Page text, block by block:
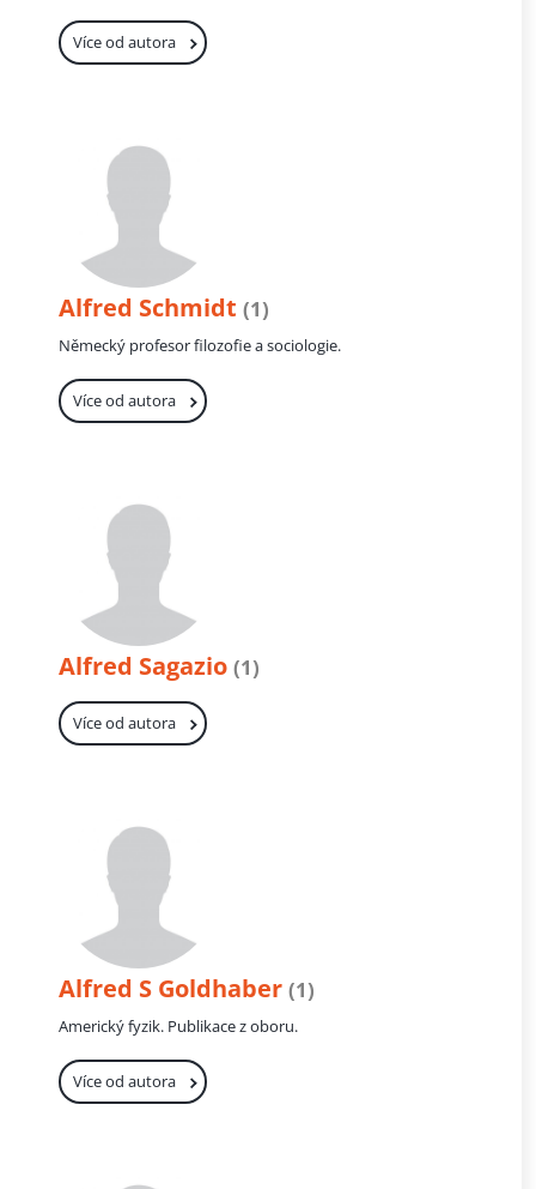
různé hudební tradice od klasiky po avantgardu a
jazz. Schnittkeho kompoziční styl je často označován
Více od autora
Alfred Schmidt (1)
Německý profesor filozofie a sociologie.
Více od autora
Alfred Sagazio (1)
Více od autora
Alfred S Goldhaber (1)
Americký fyzik. Publikace z oboru.
Více od autora